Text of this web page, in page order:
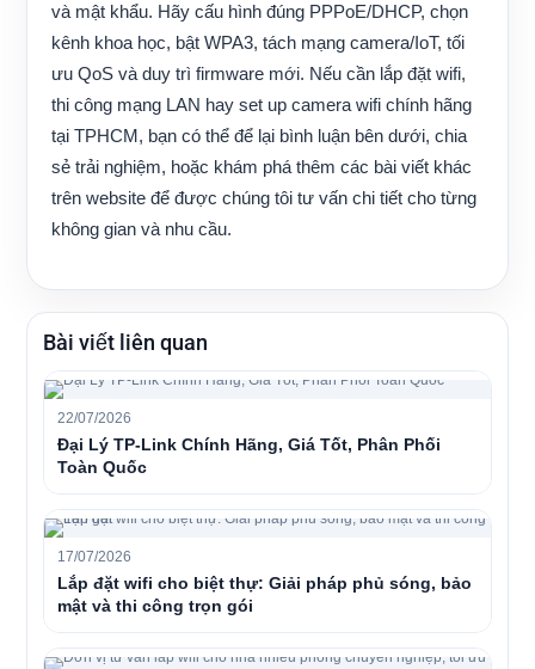
và mật khẩu. Hãy cấu hình đúng PPPoE/DHCP, chọn
kênh khoa học, bật WPA3, tách mạng camera/IoT, tối
ưu QoS và duy trì firmware mới. Nếu cần lắp đặt wifi,
thi công mạng LAN hay set up camera wifi chính hãng
tại TPHCM, bạn có thể để lại bình luận bên dưới, chia
sẻ trải nghiệm, hoặc khám phá thêm các bài viết khác
trên website để được chúng tôi tư vấn chi tiết cho từng
không gian và nhu cầu.
Bài viết liên quan
22/07/2026
Đại Lý TP-Link Chính Hãng, Giá Tốt, Phân Phối
Toàn Quốc
17/07/2026
Lắp đặt wifi cho biệt thự: Giải pháp phủ sóng, bảo
mật và thi công trọn gói